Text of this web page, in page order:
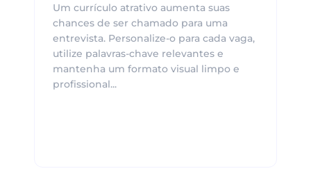
Um currículo atrativo aumenta suas
chances de ser chamado para uma
entrevista. Personalize-o para cada vaga,
utilize palavras-chave relevantes e
mantenha um formato visual limpo e
profissional...